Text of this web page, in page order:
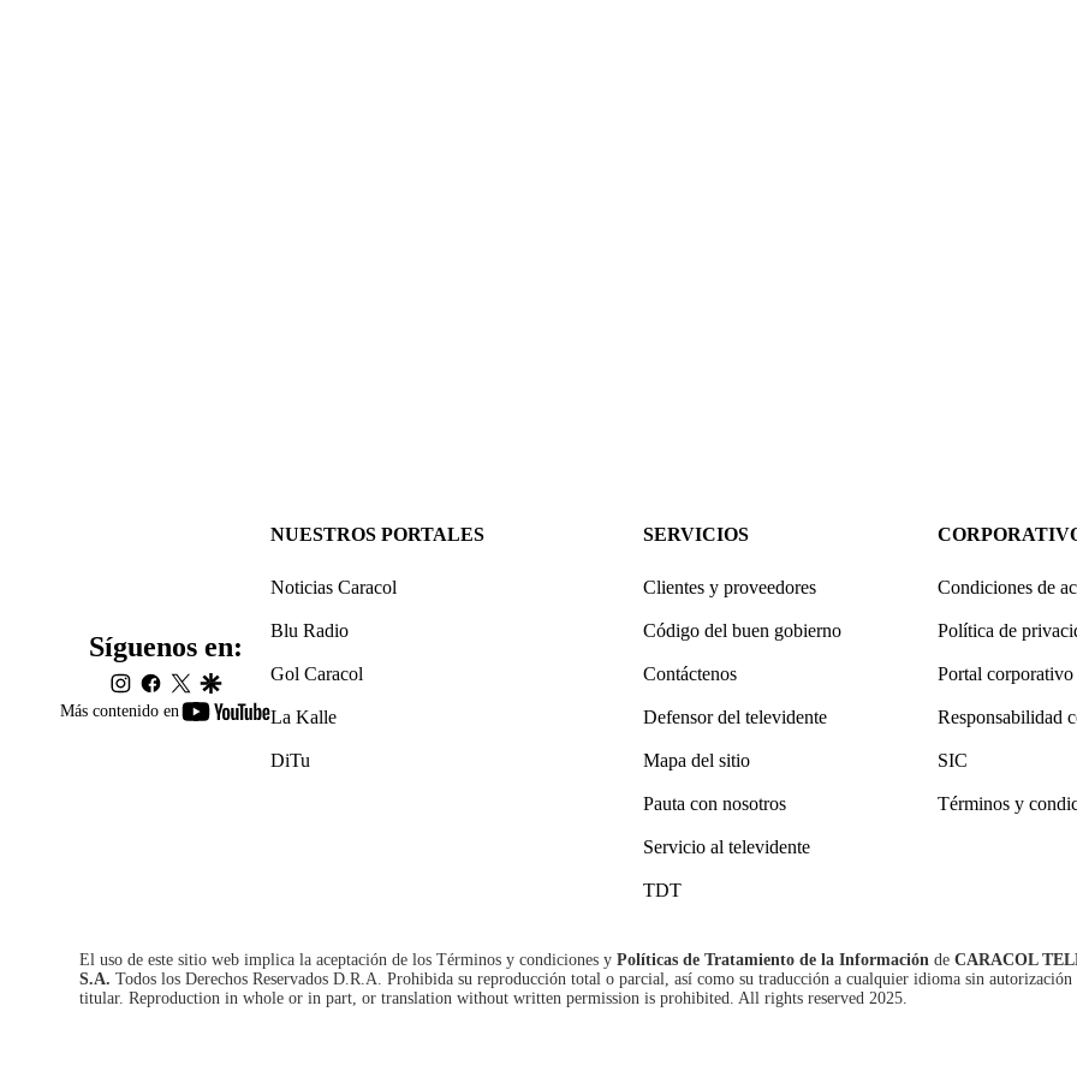
Más contenido en
youtube-
Síguenos en:
instagram
facebook
twittergoogle
NUESTROS PORTALES
Noticias Caracol
Blu Radio
Gol Caracol
La Kalle
DiTu
SERVICIOS
Clientes y proveedores
Código del buen gobierno
Contáctenos
Defensor del televidente
Mapa del sitio
Pauta con nosotros
Servicio al televidente
TDT
Condiciones de
Política de
Portal corporativo
Responsabilidad
SIC
Términos y
El uso de este sitio web implica la aceptación de los Términos y condiciones y Políticas de Tratamiento de la Información de CARACOL
S.A. Todos los Derechos Reservados D.R.A. Prohibida su reproducción total o parcial, así como su traducción a cualquier idioma sin autorización
titular. Reproduction in whole or in part, or translation without written permission is prohibited. All rights reserved 2025.